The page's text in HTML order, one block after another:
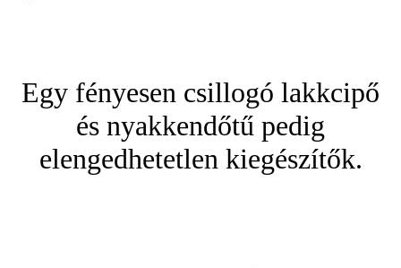
Egy fényesen csillogó lakkcipő
és nyakkendőtű pedig
elengedhetetlen kiegészítők.